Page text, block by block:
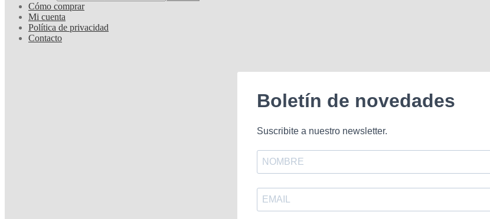
Cómo comprar
Mi cuenta
Política de privacidad
Contacto
Boletín de novedades
Suscribite a nuestro newsletter.